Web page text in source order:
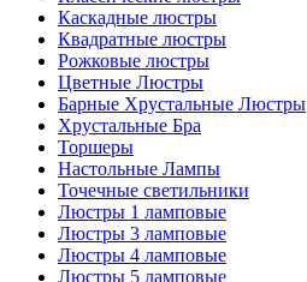
Каскадные люстры
Квадратные люстры
Рожковые люстры
Цветные Люстры
Барные Хрустальные Люстры
Хрустальные Бра
Торшеры
Настольные Лампы
Точечные светильники
Люстры 1 ламповые
Люстры 3 ламповые
Люстры 4 ламповые
Люстры 5 ламповые